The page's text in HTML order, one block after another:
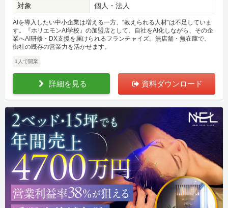
対象 個人・法人
AIを導入したい中小企業は増える一方、“教えられる人材”は不足していま
す。『ホリエモンAI学校』の加盟店として、自社をAI化しながら、その企
業へAI研修・DX支援を届けられるフランチャイズ。無店舗・無在庫で、
御社の既存の営業力を活かせます。
1人で開業
詳細を見る 資料ダウンロード